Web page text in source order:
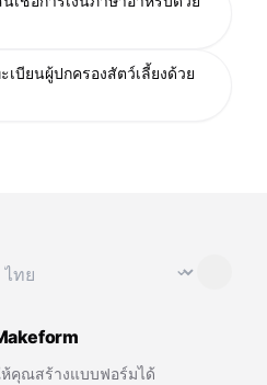
เบียนผู้ปกครองสัตว์เลี้ยงด้วย
⌄
ห้คุณสร้างแบบฟอร์มได้